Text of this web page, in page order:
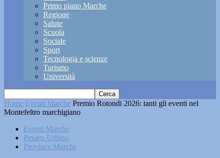
Primo piano Marche
Regione
Salute
Scuola
Sociale
Sport
Tecnologia e scienze
Turismo
Università
Home Eventi Marche Premio Rotondi 2026: tanti gli eventi nel
Montefeltro marchigiano
Eventi Marche
Pesaro-Urbino
Province Marche